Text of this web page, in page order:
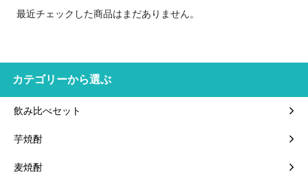
最近チェックした商品はまだありません。
カテゴリーから選ぶ
飲み比べセット
芋焼酎
麦焼酎